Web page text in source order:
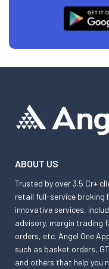
ABOUT US
Trusted by over 3.5 Cr+
retail full-service broking
innovative services,
advisory, margin trading
orders, etc. Angel One
such as basket orders,
and others that help you